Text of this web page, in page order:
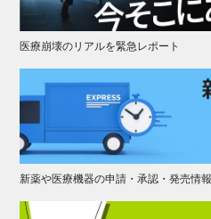
医療崩壊のリアルを緊急レポート
新薬や医療機器の申請・承認・発売情